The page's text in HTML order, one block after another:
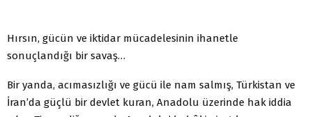
Hırsın, gücün ve iktidar mücadelesinin ihanetle
sonuçlandığı bir savaş…
Bir yanda, acımasızlığı ve gücü ile nam salmış, Türkistan ve
İran’da güçlü bir devlet kuran, Anadolu üzerinde hak iddia